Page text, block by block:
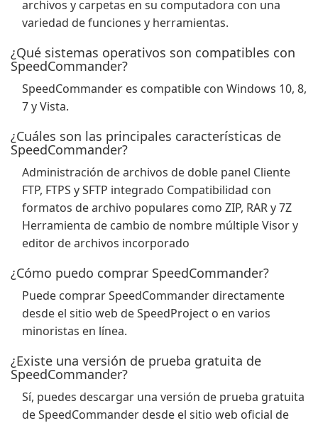
archivos y carpetas en su computadora con una
variedad de funciones y herramientas.
¿Qué sistemas operativos son compatibles con
SpeedCommander?
SpeedCommander es compatible con Windows 10, 8,
7 y Vista.
¿Cuáles son las principales características de
SpeedCommander?
Administración de archivos de doble panel Cliente
FTP, FTPS y SFTP integrado Compatibilidad con
formatos de archivo populares como ZIP, RAR y 7Z
Herramienta de cambio de nombre múltiple Visor y
editor de archivos incorporado
¿Cómo puedo comprar SpeedCommander?
Puede comprar SpeedCommander directamente
desde el sitio web de SpeedProject o en varios
minoristas en línea.
¿Existe una versión de prueba gratuita de
SpeedCommander?
Sí, puedes descargar una versión de prueba gratuita
de SpeedCommander desde el sitio web oficial de